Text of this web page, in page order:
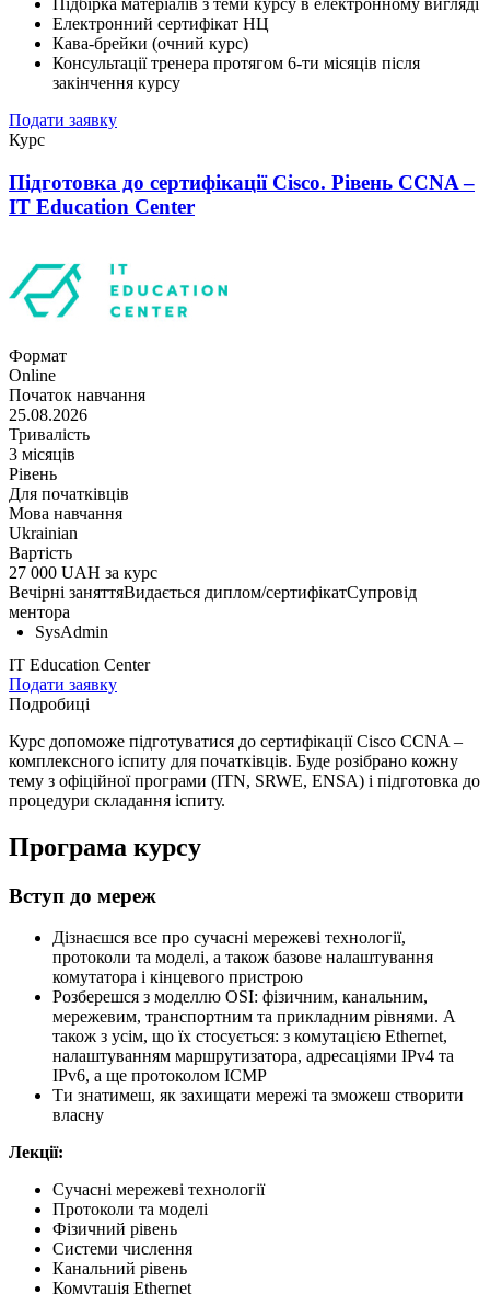
Підбірка матеріалів з теми курсу в електронному вигляді
Електронний сертифікат НЦ
Кава-брейки (очний курс)
Консультації тренера протягом 6-ти місяців після
закінчення курсу
Подати заявку
Курс
Підготовка до сертифікації Cisco. Рівень CCNA –
IT Education Center
Формат
Online
Початок навчання
25.08.2026
Тривалість
3 місяців
Рівень
Для початківців
Мова навчання
Ukrainian
Вартість
27 000 UAH за курс
Вечірні заняттяВидається диплом/сертифікатСупровід
ментора
SysAdmin
IT Education Center
Подати заявку
Подробиці
Курс допоможе підготуватися до сертифікації Cisco CCNA –
комплексного іспиту для початківців. Буде розібрано кожну
тему з офіційної програми (ITN, SRWE, ENSA) і підготовка до
процедури складання іспиту.
Програма курсу
Вступ до мереж
Дізнаєшся все про сучасні мережеві технології,
протоколи та моделі, а також базове налаштування
комутатора і кінцевого пристрою
Розберешся з моделлю OSI: фізичним, канальним,
мережевим, транспортним та прикладним рівнями. А
також з усім, що їх стосується: з комутацією Ethernet,
налаштуванням маршрутизатора, адресаціями IPv4 та
IPv6, а ще протоколом ICMP
Ти знатимеш, як захищати мережі та зможеш створити
власну
Лекції:
Сучасні мережеві технології
Протоколи та моделі
Фізичний рівень
Системи числення
Канальний рівень
Комутація Ethernet